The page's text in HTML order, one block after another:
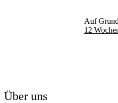
Auf
12
Über uns